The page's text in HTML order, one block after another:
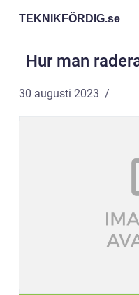
TEKNIKFÖRDIG.se
Hur man
30 augusti 2023